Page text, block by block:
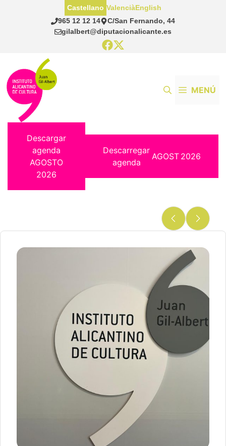
965 12 12 14
C/San Fernando, 44
gilalbert@diputacionalicante.es
Castellano ValenciàEnglish
MENÚ
Descargar
agenda
AGOSTO
2026
Descarregar
agenda
AGOST 2026